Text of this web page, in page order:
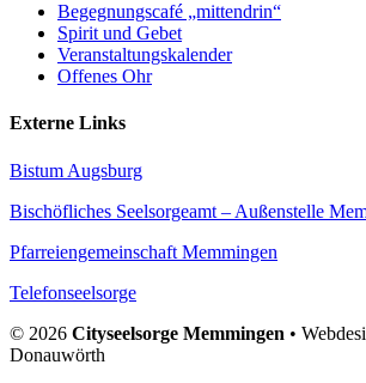
Begegnungscafé „mittendrin“
Spirit und Gebet
Veranstaltungskalender
Offenes Ohr
Externe Links
Bistum Augsburg
Bischöfliches Seelsorgeamt – Außenstelle
Pfarreiengemeinschaft Memmingen
Telefonseelsorge
© 2026 Cityseelsorge Memmingen •
Donauwörth